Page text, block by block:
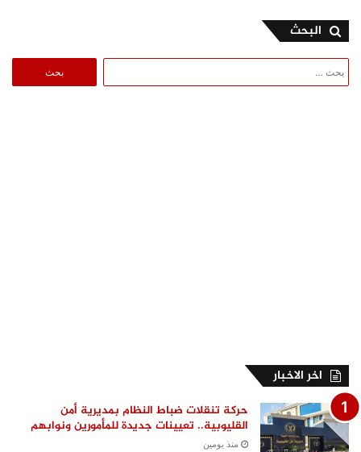
البحث
عن:
اخر الاخبار
حركة تنقلات ضباط النظام بمديرية أمن
القليوبية.. تعيينات جديدة للمأمورين ونوابهم
منذ يومين